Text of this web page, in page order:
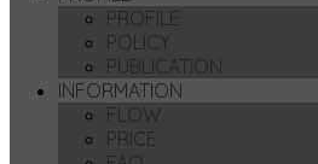
へ
移
動
PROFILE
POLICY
PUBLICATION
INFORMATION
FLOW
PRICE